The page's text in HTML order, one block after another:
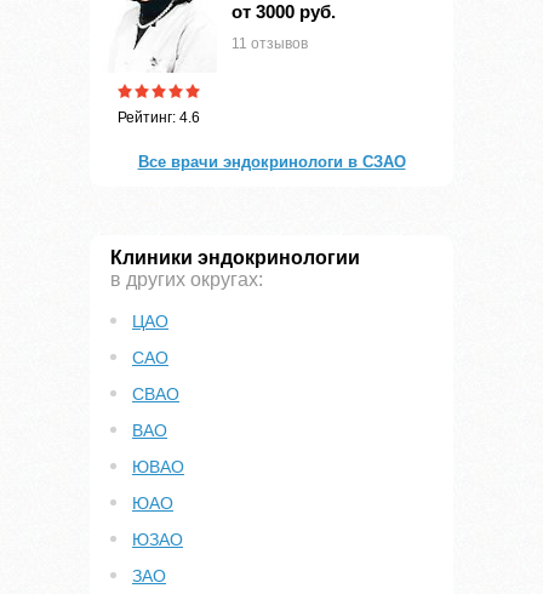
Рейтинг: 4.6
от 3000 руб.
11 отзывов
Все врачи эндокринологи в СЗАО
Клиники эндокринологии
в других округах:
ЦАО
САО
СВАО
ВАО
ЮВАО
ЮАО
ЮЗАО
ЗАО